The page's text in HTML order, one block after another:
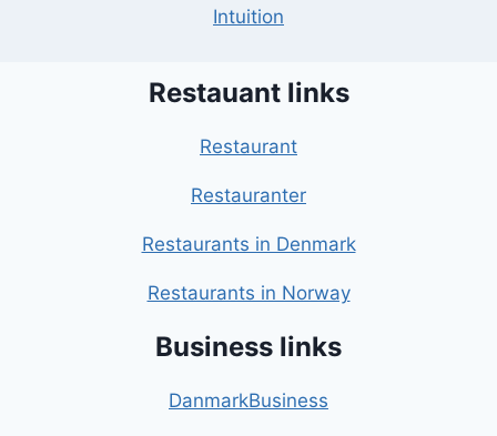
Intuition
Restauant links
Restaurant
Restauranter
Restaurants in Denmark
Restaurants in Norway
Business links
DanmarkBusiness